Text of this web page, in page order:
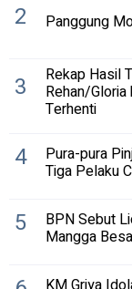
2 Panggung
3 Rekap Hasil
Rehan/
Terhenti
4 Pura-pura
Tiga Pelaku
5 BPN Sebut
Mangga